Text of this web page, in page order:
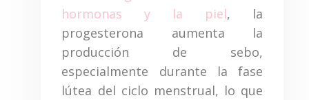
hormonas y la piel, la
progesterona aumenta la
producción de sebo,
especialmente durante la fase
lútea del ciclo menstrual, lo que